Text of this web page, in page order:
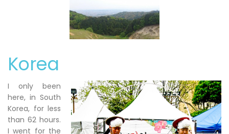
Korea
I only been
here, in South
Korea, for less
than 62 hours.
I went for the